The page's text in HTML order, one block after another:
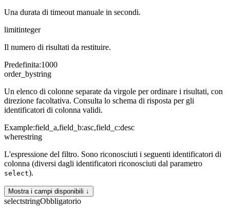
Una durata di timeout manuale in secondi.
limitinteger
Il numero di risultati da restituire.
Predefinita:1000
order_bystring
Un elenco di colonne separate da virgole per ordinare i risultati, con
direzione facoltativa. Consulta lo schema di risposta per gli
identificatori di colonna validi.
Example:field_a,field_b:asc,field_c:desc
wherestring
L'espressione del filtro. Sono riconosciuti i seguenti identificatori di
colonna (diversi dagli identificatori riconosciuti dal parametro
select).
Mostra i campi disponibili ↓
selectstringObbligatorio